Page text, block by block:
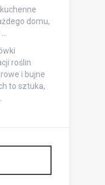
domu,
roślin
i bujne
to sztuka,